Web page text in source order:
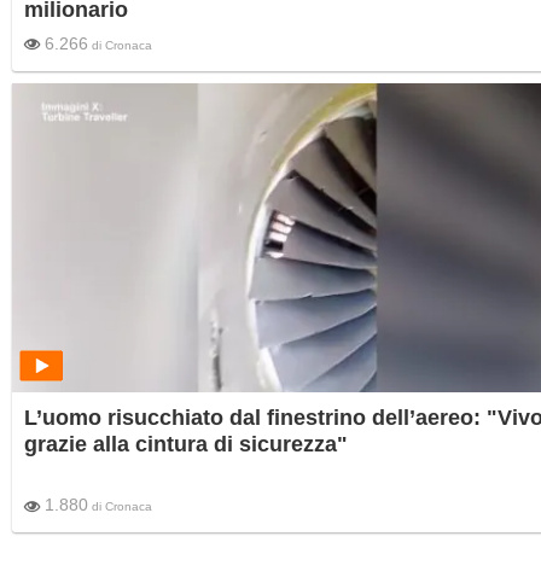
milionario
6.266 di Cronaca
L’uomo risucchiato dal finestrino dell’aereo:
grazie alla cintura di sicurezza"
1.880 di Cronaca